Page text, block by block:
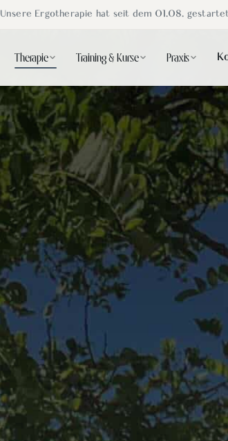
Unsere Ergotherapie hat seit dem 01.08.
Therapie Training & Kurse Praxis